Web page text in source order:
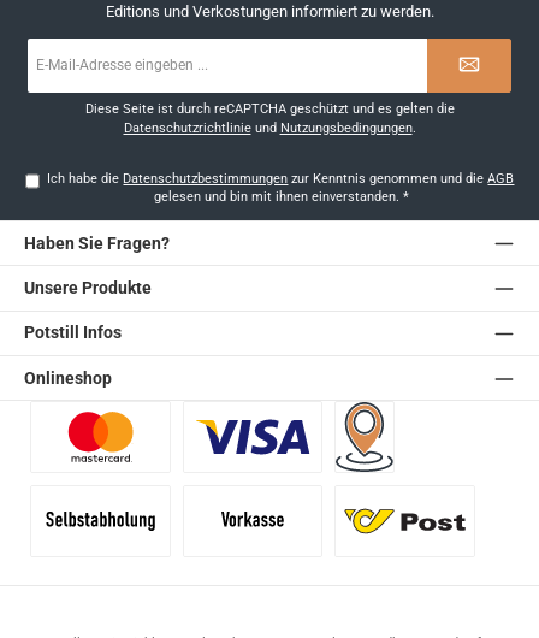
Editions und Verkostungen informiert zu werden.
Mail-
Diese Seite ist durch reCAPTCHA geschützt und es gelten die
Datenschutzrichtlinieund Nutzungsbedingungen.
Ich habe die Datenschutzbestimmungen zur Kenntnis genommen und dieAGB
gelesen und bin mit ihnen einverstanden. *
Haben Sie Fragen?
Unsere Produkte
Potstill Infos
Onlineshop